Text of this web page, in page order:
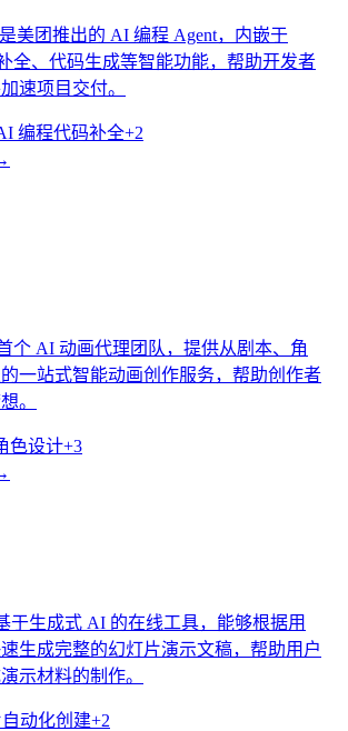
是美团推出的 AI 编程 Agent，内嵌于
全、代码生成等智能功能，帮助开发者
速项目交付。
编程代码补全+2
个 AI 动画代理团队，提供从剧本、角
一站式智能动画创作服务，帮助创作者
。
色设计+3
于生成式 AI 的在线工具，能够根据用
生成完整的幻灯片演示文稿，帮助用户
示材料的制作。
自动化创建+2